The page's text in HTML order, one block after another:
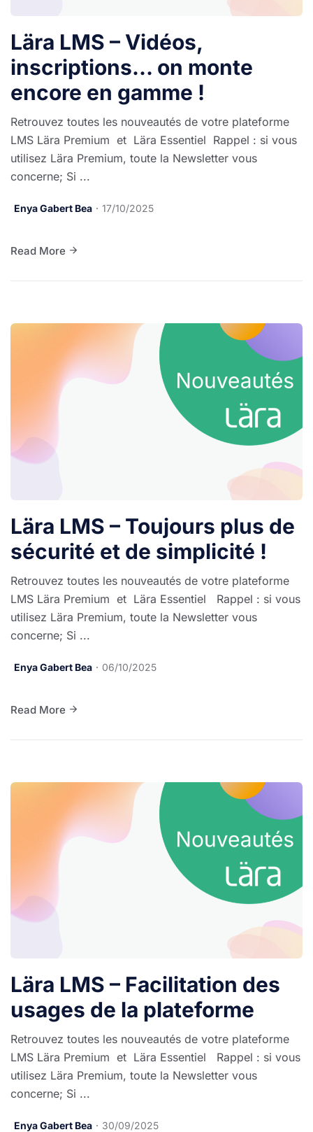
Lära LMS – Vidéos,
inscriptions… on monte
encore en gamme !
Retrouvez toutes les nouveautés de votre plateforme
LMS Lära Premium et Lära Essentiel Rappel : si vous
utilisez Lära Premium, toute la Newsletter vous
concerne; Si ...
Enya Gabert Bea 17/10/2025
Read More
Lära LMS – Toujours plus de
sécurité et de simplicité !
Retrouvez toutes les nouveautés de votre plateforme
LMS Lära Premium et Lära Essentiel Rappel : si vous
utilisez Lära Premium, toute la Newsletter vous
concerne; Si ...
Enya Gabert Bea 06/10/2025
Read More
Lära LMS – Facilitation des
usages de la plateforme
Retrouvez toutes les nouveautés de votre plateforme
LMS Lära Premium et Lära Essentiel Rappel : si vous
utilisez Lära Premium, toute la Newsletter vous
concerne; Si ...
Enya Gabert Bea 30/09/2025